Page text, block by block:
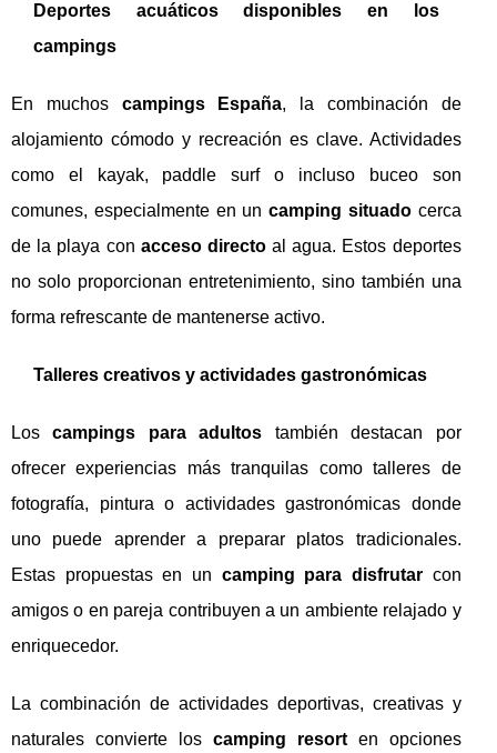
Deportes acuáticos disponibles en los
campings
En muchos campings España, la combinación de
alojamiento cómodo y recreación es clave. Actividades
como el kayak, paddle surf o incluso buceo son
comunes, especialmente en uncamping situadocerca
de la playa con acceso directoal agua. Estos deportes
no solo proporcionan entretenimiento, sino también una
forma refrescante de mantenerse activo.
Talleres creativos y actividades gastronómicas
Loscampings para adultos también destacan por
ofrecer experiencias más tranquilas como talleres de
fotografía, pintura o actividades gastronómicas donde
uno puede aprender a preparar platos tradicionales.
Estas propuestas en un camping para disfrutarcon
amigos o en pareja contribuyen a un ambiente relajado y
enriquecedor.
La combinación de actividades deportivas, creativas y
naturales convierte los camping resorten opciones